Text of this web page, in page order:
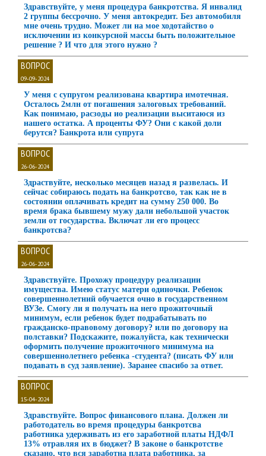
Здравствуйте, у меня процедура банкротства. Я инвалид
2 группы бессрочно. У меня автокредит. Без автомобиля
мне очень трудно. Может ли на мое ходотайство о
исключении из конкурсной массы быть положительное
решение ? И что для этого нужно ?
ВОПРОС
09-09-2024
У меня с супругом реализована квартира имотечная.
Осталось 2млн от погашения залоговых требований.
Как понимаю, расзоды ио реализации выситаюся из
нашего остатка. А проценты ФУ? Они с какой доли
берутся? Банкрота или супруга
ВОПРОС
26-06-2024
Здраствуйте, несколько месяцев назад я развелась. И
сейчас собираюсь подать на банкротсво, так как не в
состоянии оплачивать кредит на сумму 250 000. Во
время брака бывшему мужу дали небольшой участок
земли от государства. Включат ли его процесс
банкротсва?
ВОПРОС
26-06-2024
Здравствуйте. Прохожу процедуру реализации
имущества. Имею статус матери одиночки. Ребенок
совершеннолетний обучается очно в государственном
ВУЗе. Смогу ли я получать на него прожиточный
минимум, если ребенок будет подрабатывать по
гражданско-правовому договору? или по договору на
полставки? Подскажите, пожалуйста, как технически
оформить получение прожиточного минимума на
совершеннолетнего ребенка -студента? (писать ФУ или
подавать в суд заявление). Заранее спасибо за ответ.
ВОПРОС
15-04-2024
Здравствуйте. Вопрос финансового плана. Должен ли
работодатель во время процедуры банкротсва
работника удерживать из его заработной платы НДФЛ
13% отравляя их в бюджет? В законе о банкротстве
сказано, что вся заработна плата работника, за